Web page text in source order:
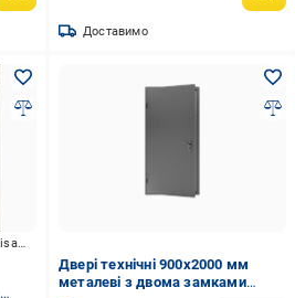
Доставимо
До -10% з суперкредиткою Visa Вигода
Двері технічні 900х2000 мм
металеві з двома замками